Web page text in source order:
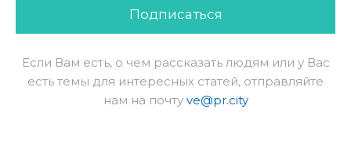
Подписаться
Если Вам есть, о чем рассказать людям или у Вас
есть темы для интересных статей, отправляйте
нам на почту ve@pr.city